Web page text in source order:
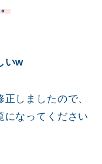
いw
しましたので、
になってください